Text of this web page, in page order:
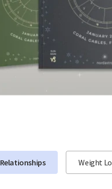
Relationships Weight